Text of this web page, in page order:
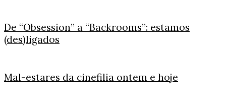
De “Obsession” a “Backrooms”: estamos
(des)ligados
Mal-estares da cinefilia ontem e hoje